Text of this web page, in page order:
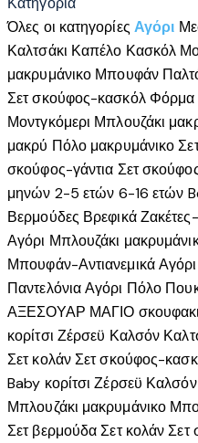
Όλες οι κατηγορίες Αγόρι
Καλτσάκι Καπέλο Κασκόλ
μακρυμάνικο Μπουφάν
Σετ σκούφος-κασκόλ Φόρμα
Μοντγκόμερι Μπλουζάκι
μακρύ Πόλο μακρυμάνικο
σκούφος-γάντια Σετ
μηνών 2-5 ετών 6-16 ετών
Βερμούδες Βρεφικά
Αγόρι Μπλουζάκι
Μπουφάν-Αντιανεμικά Αγόρι
Παντελόνια Αγόρι Πόλο
ΑΞΕΣΟΥΑΡ ΜΑΓΙΟ σκουφακι
κορίτσι Ζέρσεϋ Καλσόν
Σετ κολάνΣετ σκούφος-
Baby κορίτσι Ζέρσεϋ Καλσόν
Μπλουζάκι μακρυμάνικο
Σετ βερμούδα Σετ κολάν Σετ